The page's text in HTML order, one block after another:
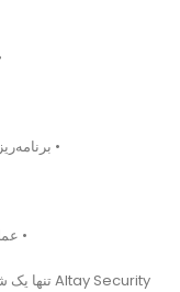
•
•
Altay Security تنها یک شرکت امنیتی نیست —